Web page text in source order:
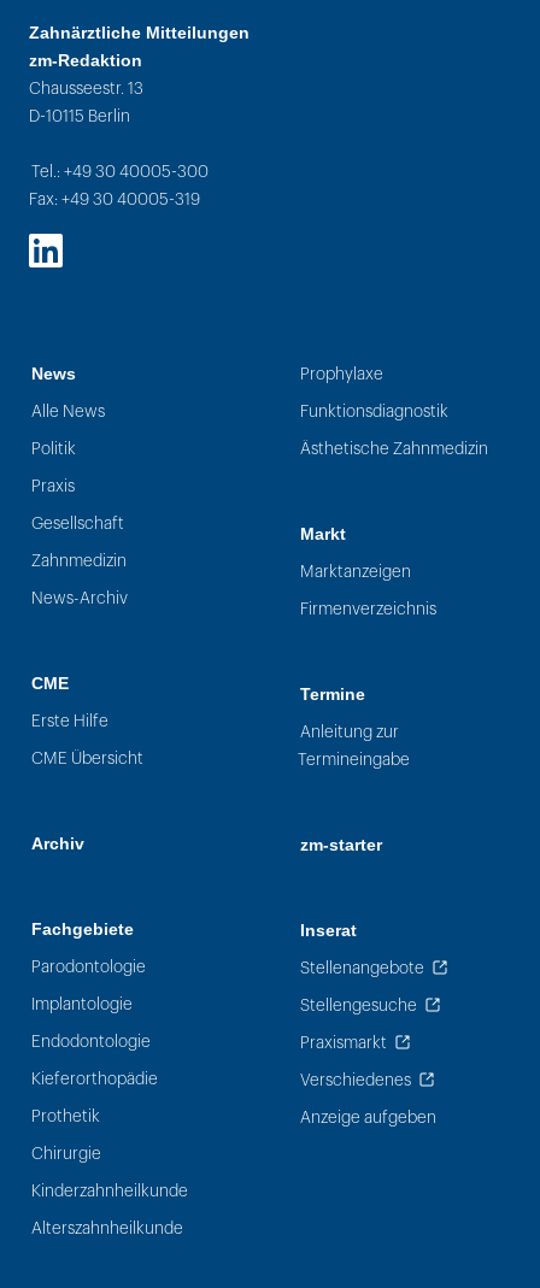
Zahnärztliche Mitteilungen
zm-Redaktion
Chausseestr. 13
D-10115 Berlin
Tel.: +49 30 40005-300
Fax: +49 30 40005-319
LinkedIn
News
Alle News
Politik
Praxis
Gesellschaft
Zahnmedizin
News-Archiv
CME
Erste Hilfe
CME Übersicht
Archiv
Fachgebiete
Parodontologie
Implantologie
Endodontologie
Kieferorthopädie
Prothetik
Chirurgie
Kinderzahnheilkunde
Alterszahnheilkunde
Prophylaxe
Funktionsdiagnostik
Ästhetische Zahnmedizin
Markt
Marktanzeigen
Firmenverzeichnis
Termine
Anleitung zur
Termineingabe
zm-starter
Inserat
Stellenangebote
Stellengesuche
Praxismarkt
Verschiedenes
Anzeige aufgeben